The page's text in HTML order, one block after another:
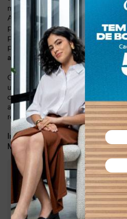
meninas ganham agilidade e
A sandália é perfeita para diversas
passeio no parque ou um encontro
produto de material sintético de
para durar, oferecendo
apenas 0,457 kg, para que as
Garanta agora a sua e transforme
um calçado que oferece o melhor
conforto e elegância. As meninas
as faça sentir confiantes e bonitas,
resposta para esse desejo.
Indicado para:Dia a dia, lazer
Material: Sintético
Altura da sola : 2,00 cm
Cor : Bege
Referência :V5602-00002